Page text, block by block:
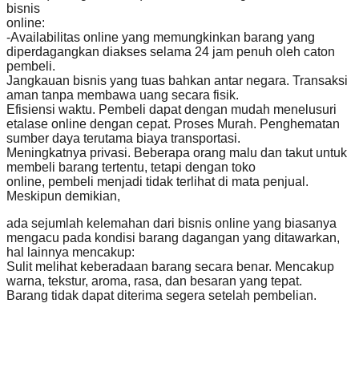
bisnis
online:
-Availabilitas online yang memungkinkan barang yang
diperdagangkan diakses selama 24 jam penuh oleh caton
pembeli.
Jangkauan bisnis yang tuas bahkan antar negara. Transaksi
aman tanpa membawa uang secara fisik.
Efisiensi waktu. Pembeli dapat dengan mudah menelusuri
etalase online dengan cepat. Proses Murah. Penghematan
sumber daya terutama biaya transportasi.
Meningkatnya privasi. Beberapa orang malu dan takut untuk
membeli barang tertentu, tetapi dengan toko
online, pembeli menjadi tidak terlihat di mata penjual.
Meskipun demikian,
ada sejumlah kelemahan dari bisnis online yang biasanya
mengacu pada kondisi barang dagangan yang ditawarkan,
hal lainnya mencakup:
Sulit melihat keberadaan barang secara benar. Mencakup
warna, tekstur, aroma, rasa, dan besaran yang tepat.
Barang tidak dapat diterima segera setelah pembelian.